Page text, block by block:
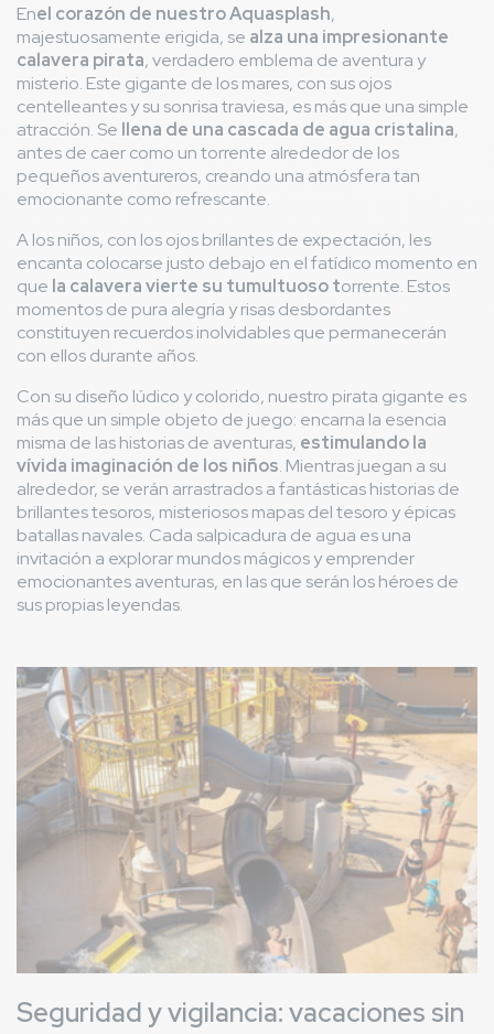
Enel corazón de nuestro Aquasplash,
majestuosamente erigida, se alza una impresionante
calavera pirata, verdadero emblema de aventura y
misterio. Este gigante de los mares, con sus ojos
centelleantes y su sonrisa traviesa, es más que una simple
atracción. Se llena de una cascada de agua cristalina,
antes de caer como un torrente alrededor de los
pequeños aventureros, creando una atmósfera tan
emocionante como refrescante.
A los niños, con los ojos brillantes de expectación, les
encanta colocarse justo debajo en el fatídico momento en
que la calavera vierte su tumultuoso torrente. Estos
momentos de pura alegría y risas desbordantes
constituyen recuerdos inolvidables que permanecerán
con ellos durante años.
Con su diseño lúdico y colorido, nuestro pirata gigante es
más que un simple objeto de juego: encarna la esencia
misma de las historias de aventuras, estimulando la
vívida imaginación de los niños. Mientras juegan a su
alrededor, se verán arrastrados a fantásticas historias de
brillantes tesoros, misteriosos mapas del tesoro y épicas
batallas navales. Cada salpicadura de agua es una
invitación a explorar mundos mágicos y emprender
emocionantes aventuras, en las que serán los héroes de
sus propias leyendas.
Imagen
Seguridad y vigilancia: vacaciones sin